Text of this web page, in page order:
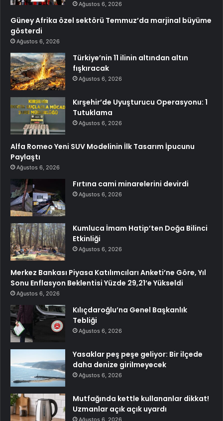
Ağustos 6, 2026
Güney Afrika özel sektörü Temmuz’da marjinal büyüme
gösterdi
Ağustos 6, 2026
Türkiye’nin 11 ilinin altından altın
fışkıracak
Ağustos 6, 2026
Kırşehir’de Uyuşturucu Operasyonu: 1
Tutuklama
Ağustos 6, 2026
Alfa Romeo Yeni SUV Modelinin İlk Tasarım İpucunu
Paylaştı
Ağustos 6, 2026
Fırtına cami minarelerini devirdi
Ağustos 6, 2026
Kumluca İmam Hatip’ten Doğa Bilinci
Etkinliği
Ağustos 6, 2026
Merkez Bankası Piyasa Katılımcıları Anketi’ne Göre, Yıl
Sonu Enflasyon Beklentisi Yüzde 29,21’e Yükseldi
Ağustos 6, 2026
Kılıçdaroğlu’na Genel Başkanlık
Tebliği
Ağustos 6, 2026
Yasaklar peş peşe geliyor: Bir ilçede
daha denize girilmeyecek
Ağustos 6, 2026
Mutfağında kettle kullananlar dikkat!
Uzmanlar açık açık uyardı
Ağustos 6, 2026